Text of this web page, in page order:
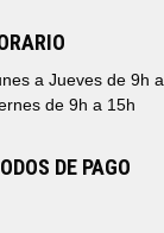
a Jueves de 9h
de 9h a 15h
DE PAGO